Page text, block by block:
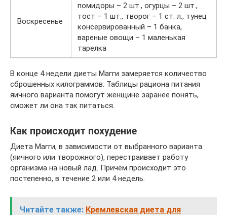
Воскресенье
помидоры – 2 шт., огурцы – 2 шт.,
тост – 1 шт., творог – 1 ст. л., тунец
консервированный – 1 банка,
вареные овощи – 1 маленькая
тарелка
В конце 4 недели диеты Магги замеряется количество
сброшенных килограммов. Таблицы рациона питания
яичного варианта помогут женщине заранее понять,
сможет ли она так питаться.
Как происходит похудение
Диета Магги, в зависимости от выбранного варианта
(яичного или творожного), перестраивает работу
организма на новый лад. Причём происходит это
постепенно, в течение 2 или 4 недель.
Читайте также: Кремлевская диета для